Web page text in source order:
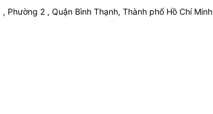
2 , Quận Bình Thạnh, Thành phố Hồ Chí Minh